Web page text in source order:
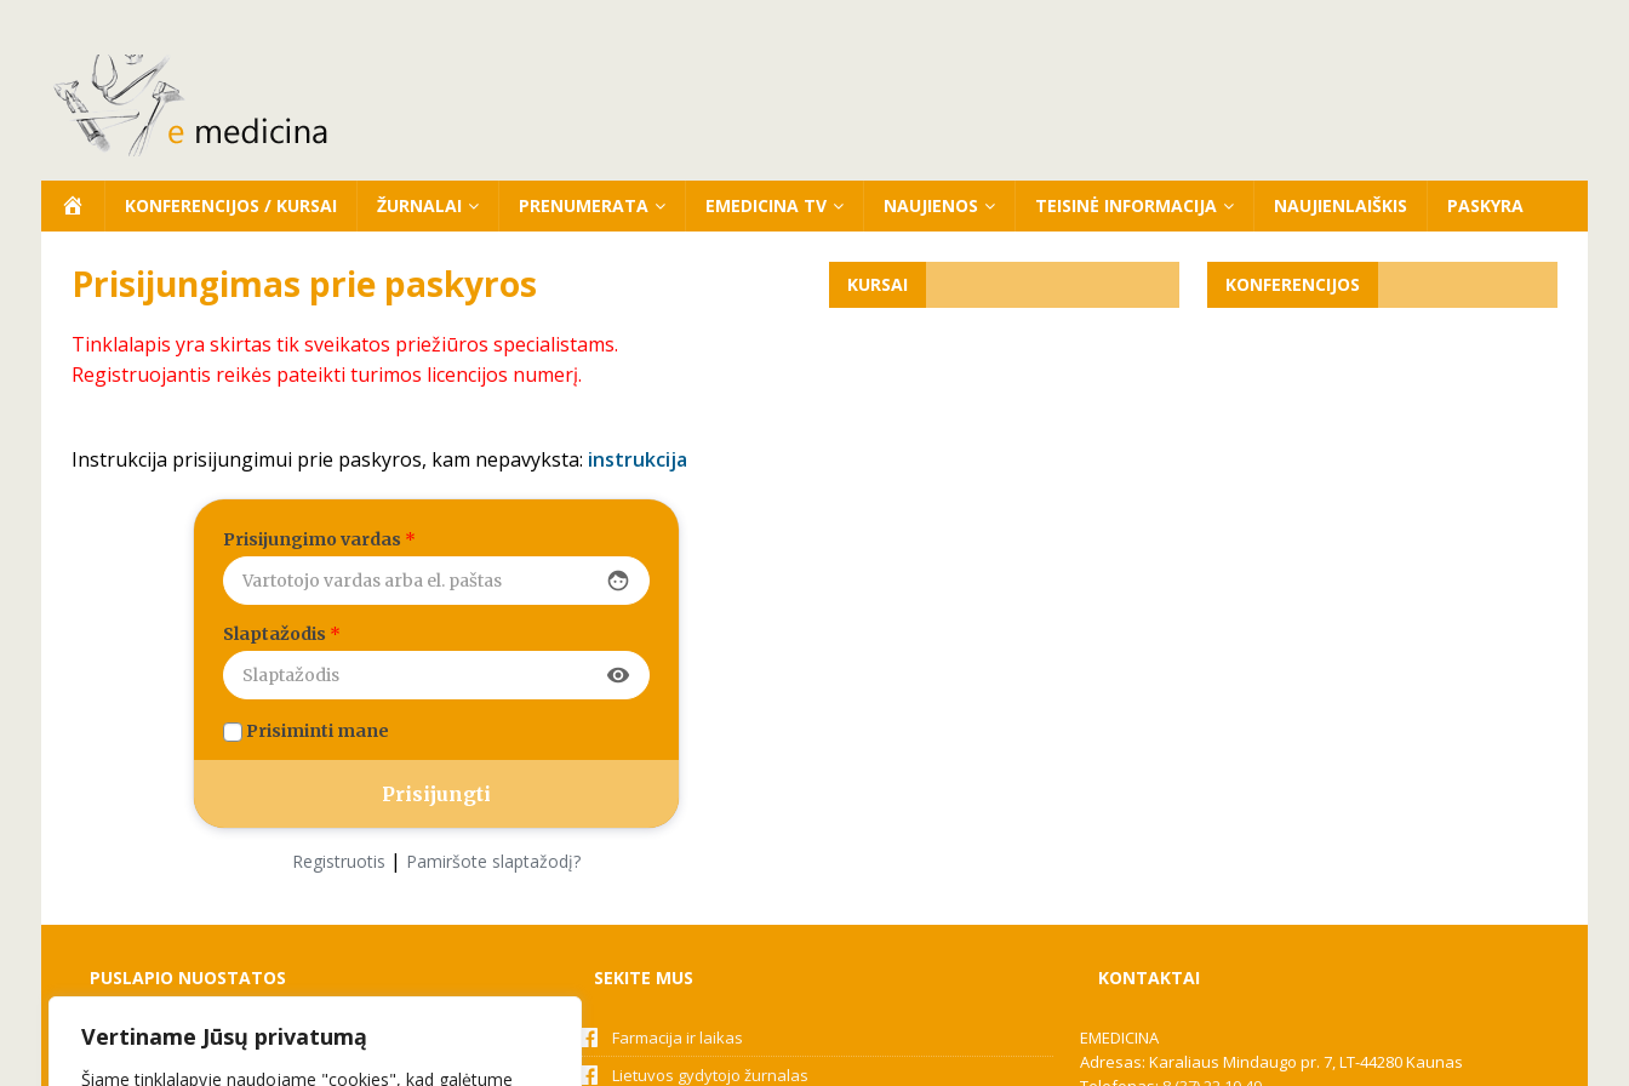
Vertiname Jūsų privatumą
Šiame tinklalapyje naudojame "cookies", kad galėtume
KONFERENCIJOS / KURSAI ŽURNALAI PRENUMERATA EMEDICINA TV NAUJIENOS TEISINĖ INFORMACIJA NAUJIENLAIŠKIS PASKYRA
Prisijungimas prie paskyros
Tinklalapis yra skirtas tik sveikatos priežiūros specialistams.
Registruojantis reikės pateikti turimos licencijos numerį.
Instrukcija prisijungimui prie paskyros, kam nepavyksta: instrukcija
Prisijungimo vardas *
face
Slaptažodis *
visibility
Prisiminti mane
Registruotis | Pamiršote slaptažodį?
KURSAI KONFERENCIJOS
PUSLAPIO NUOSTATOS
Slapukai
Privatumo politika
SEKITE MUS
Farmacija ir laikas
Lietuvos gydytojo žurnalas
KONTAKTAI
EMEDICINA
Adresas: Karaliaus Mindaugo pr. 7, LT-44280 Kaunas